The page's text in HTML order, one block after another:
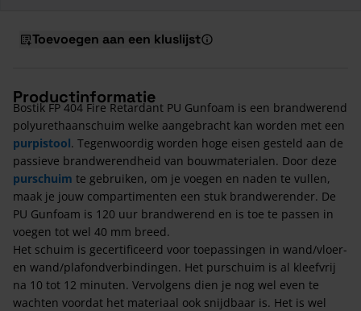
Toevoegen aan een kluslijst
Productinformatie
Bostik FP 404 Fire Retardant PU Gunfoam is een brandwerend
polyurethaanschuim welke aangebracht kan worden met een
purpistool. Tegenwoordig worden hoge eisen gesteld aan de
passieve brandwerendheid van bouwmaterialen. Door deze
purschuim te gebruiken, om je voegen en naden te vullen,
maak je jouw compartimenten een stuk brandwerender. De
PU Gunfoam is 120 uur brandwerend en is toe te passen in
voegen tot wel 40 mm breed.
Het schuim is gecertificeerd voor toepassingen in wand/vloer-
en wand/plafondverbindingen. Het purschuim is al kleefvrij
na 10 tot 12 minuten. Vervolgens dien je nog wel even te
wachten voordat het materiaal ook snijdbaar is. Het is wel